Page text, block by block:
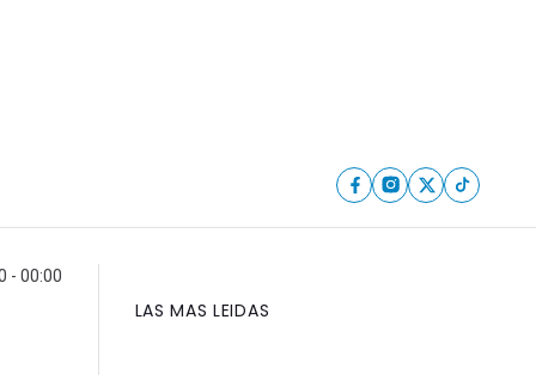
- 00:00
LAS MAS LEIDAS